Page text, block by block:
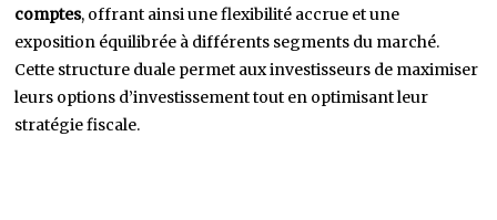
comptes, offrant ainsi une flexibilité accrue et une
exposition équilibrée à différents segments du marché.
Cette structure duale permet aux investisseurs de maximiser
leurs options d’investissement tout en optimisant leur
stratégie fiscale.